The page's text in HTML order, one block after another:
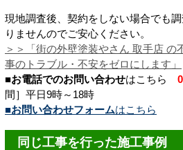
現地調査後、契約をしない場合でも
りませんのでご安心ください。
＞＞「街の外壁塗装やさん 取手店 の
事のトラブル・不安をゼロにします 」
■お電話でのお問い合わせはこちら
間］平日9時～18時
■お問い合わせフォームはこちら
同じ工事を行った施工事例